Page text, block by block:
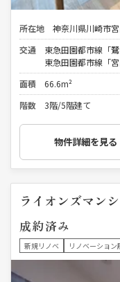
所在地
神奈川県川崎市
交通
東急田園都市線「
東急田園都市線「
面積
66.6m²
階数
3階/5階建て
物件詳細を見る
ライオンズマン
成約済み
新規リノベ リノベーション